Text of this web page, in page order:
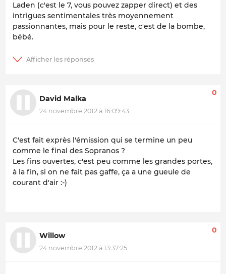
Laden (c'est le 7, vous pouvez zapper direct) et des
intrigues sentimentales très moyennement
passionnantes, mais pour le reste, c'est de la bombe,
bébé.
David Malka
24 novembre 2012 à 16:09:43
0
C'est fait exprès l'émission qui se termine un peu
comme le final des Sopranos ?
Les fins ouvertes, c'est peu comme les grandes portes,
à la fin, si on ne fait pas gaffe, ça a une gueule de
courant d'air :-)
Willow
24 novembre 2012 à 13:37:25
0